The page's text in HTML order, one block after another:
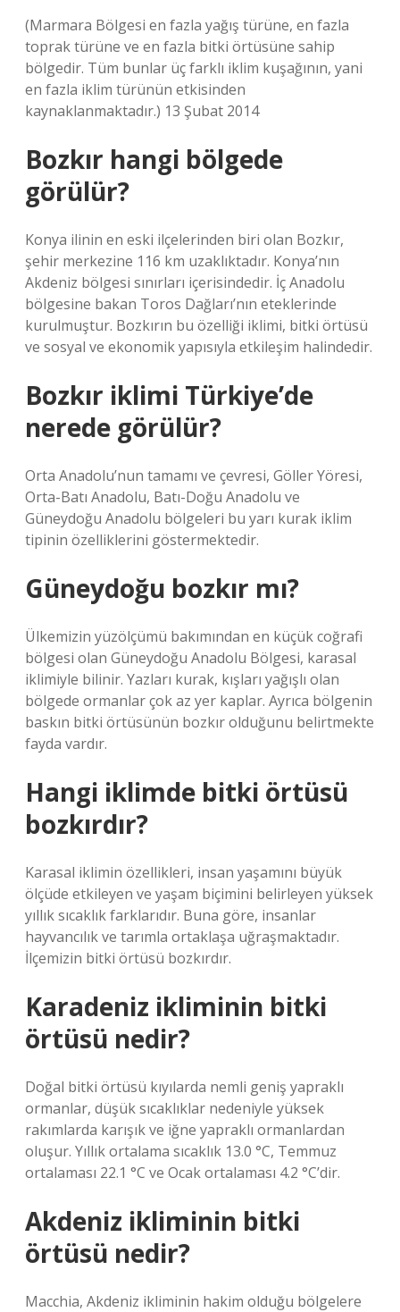
(Marmara Bölgesi en fazla yağış türüne, en fazla
toprak türüne ve en fazla bitki örtüsüne sahip
bölgedir. Tüm bunlar üç farklı iklim kuşağının, yani
en fazla iklim türünün etkisinden
kaynaklanmaktadır.) 13 Şubat 2014
Bozkır hangi bölgede
görülür?
Konya ilinin en eski ilçelerinden biri olan Bozkır,
şehir merkezine 116 km uzaklıktadır. Konya’nın
Akdeniz bölgesi sınırları içerisindedir. İç Anadolu
bölgesine bakan Toros Dağları’nın eteklerinde
kurulmuştur. Bozkırın bu özelliği iklimi, bitki örtüsü
ve sosyal ve ekonomik yapısıyla etkileşim halindedir.
Bozkır iklimi Türkiye’de
nerede görülür?
Orta Anadolu’nun tamamı ve çevresi, Göller Yöresi,
Orta-Batı Anadolu, Batı-Doğu Anadolu ve
Güneydoğu Anadolu bölgeleri bu yarı kurak iklim
tipinin özelliklerini göstermektedir.
Güneydoğu bozkır mı?
Ülkemizin yüzölçümü bakımından en küçük coğrafi
bölgesi olan Güneydoğu Anadolu Bölgesi, karasal
iklimiyle bilinir. Yazları kurak, kışları yağışlı olan
bölgede ormanlar çok az yer kaplar. Ayrıca bölgenin
baskın bitki örtüsünün bozkır olduğunu belirtmekte
fayda vardır.
Hangi iklimde bitki örtüsü
bozkırdır?
Karasal iklimin özellikleri, insan yaşamını büyük
ölçüde etkileyen ve yaşam biçimini belirleyen yüksek
yıllık sıcaklık farklarıdır. Buna göre, insanlar
hayvancılık ve tarımla ortaklaşa uğraşmaktadır.
İlçemizin bitki örtüsü bozkırdır.
Karadeniz ikliminin bitki
örtüsü nedir?
Doğal bitki örtüsü kıyılarda nemli geniş yapraklı
ormanlar, düşük sıcaklıklar nedeniyle yüksek
rakımlarda karışık ve iğne yapraklı ormanlardan
oluşur. Yıllık ortalama sıcaklık 13.0 °C, Temmuz
ortalaması 22.1 °C ve Ocak ortalaması 4.2 °C’dir.
Akdeniz ikliminin bitki
örtüsü nedir?
Macchia, Akdeniz ikliminin hakim olduğu bölgelere